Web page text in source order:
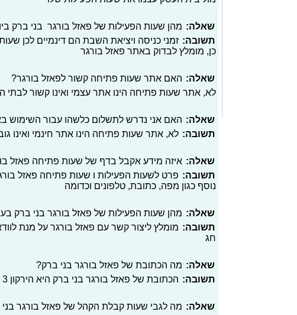
שאלה: מהן שעות הפעילות של פאזל בורגר בני ברק
תשובה: זמני כניסה ויציאת השבת הם דינמיים לכן
כן, מומלץ לבדוק באתר פאזל בורגר
שאלה: האם אתר שעות פתיחה קשור לפאזל בורגר?
לא, אתר שעות פתיחה הינו אתר עצמי ואינו קשור
שאלה: האם אני נדרש לתשלום כלשהו עבור השימוש
תשובה: לא, אתר שעות פתיחה הינו אתר חינמי ואינו
שאלה: איזה מידע אקבל בדף של שעות פתיחה פאזל
תשובה: פרט לשעות הפעילות ו שעות פתיחה פאזל
נוסף כגון מפה, כתובת, טלפונים וכדומה
שאלה: מהן שעות הפעילות של פאזל בורגר בני ברק
תשובה: מומלץ ליצור קשר עם פאזל בורגר על מנת
חג
שאלה: מה הכתובת של פאזל בורגר בני ברק?
תשובה: הכתובת של פאזל בורגר בני ברק היא הירקון 3
שאלה: מה לגבי שעות קבלת הקהל של פאזל בורגר